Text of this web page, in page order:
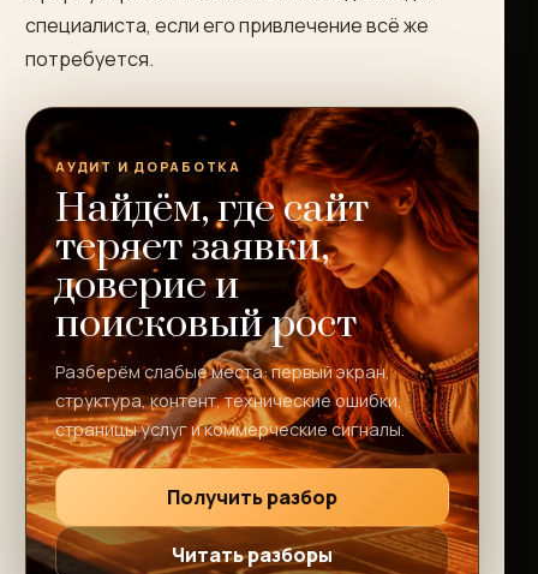
специалиста, если его привлечение всё же
потребуется.
АУДИТ И ДОРАБОТКА
Найдём, где сайт
теряет заявки,
доверие и
поисковый рост
Разберём слабые места: первый экран,
структура, контент, технические ошибки,
страницы услуг и коммерческие сигналы.
Получить разбор
Читать разборы